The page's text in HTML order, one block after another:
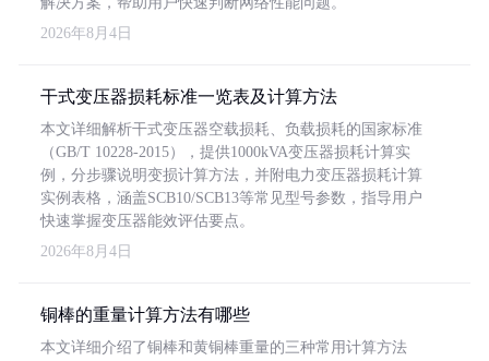
2026年8月4日
干式变压器损耗标准一览表及计算方法
本文详细解析干式变压器空载损耗、负载损耗的国家标准
（GB/T 10228-2015），提供1000kVA变压器损耗计算实
例，分步骤说明变损计算方法，并附电力变压器损耗计算
实例表格，涵盖SCB10/SCB13等常见型号参数，指导用户
快速掌握变压器能效评估要点。
2026年8月4日
铜棒的重量计算方法有哪些
本文详细介绍了铜棒和黄铜棒重量的三种常用计算方法